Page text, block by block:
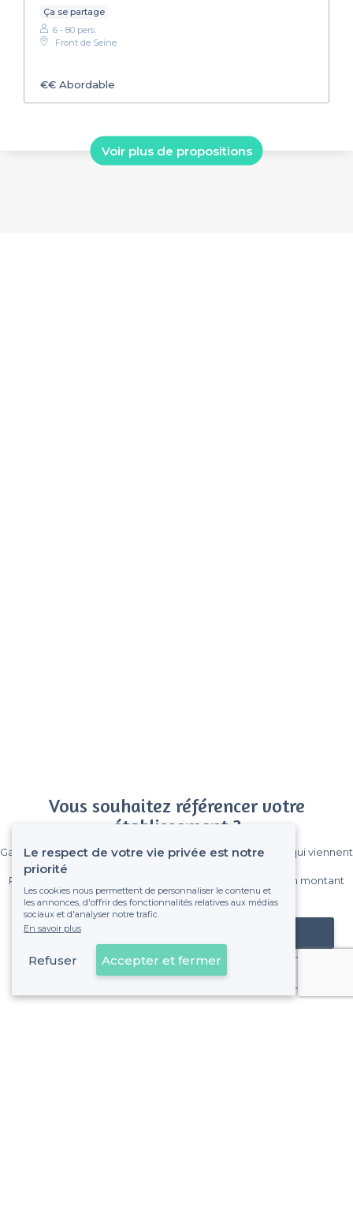
Ça se partage
6 - 80 pers.
Front de Seine
€€ Abordable
Voir plus de propositions
Vous souhaitez référencer votre
établissement ?
Gagnez de nombreux clients parmi le million de visiteurs qui viennent
Pas de commissions et sans engagement, vous payez un montant
fixe sans risque de voir déraper la facture.
Référencer mon établissement
Déjà client
Le respect de votre vie privée est notre
priorité
Les cookies nous permettent de personnaliser le contenu et
les annonces, d'offrir des fonctionnalités relatives aux médias
sociaux et d'analyser notre trafic.
En savoir plus
Refuser Accepter et fermer